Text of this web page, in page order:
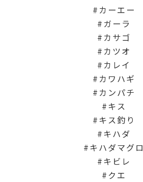
カーエー
ガーラ
カサゴ
カツオ
カレイ
カワハギ
カンパチ
キス
キス釣り
キハダ
キハダマグロ
キビレ
クエ